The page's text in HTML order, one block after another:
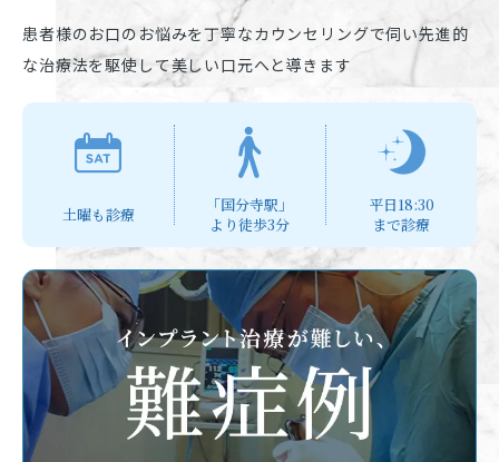
患者様のお口のお悩みを丁寧なカウンセリングで伺い先進的
な治療法を駆使して美しい口元へと導きます
土曜も診療
「国分寺駅」
より徒歩3分
平日18:30
まで診療